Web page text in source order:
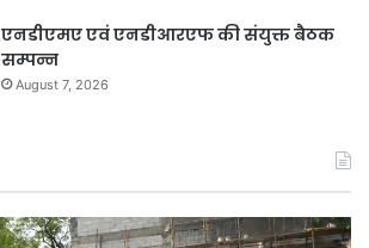
एनडीएमए एवं एनडीआरएफ की संयुक्त बैठक
सम्पन्न
August 7, 2026